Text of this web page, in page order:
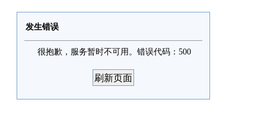
发生错误
很抱歉，服务暂时不可用。错误代码：500